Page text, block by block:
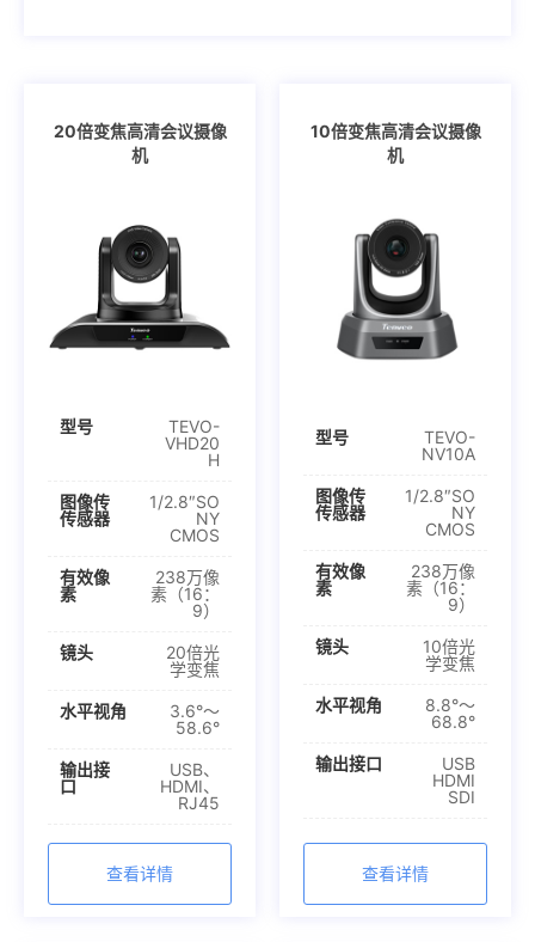
20倍变焦高清会议摄像
机
型号
TEVO-
VHD20
H
图像传
传感器
1/2.8″SO
NY
CMOS
有效像
素
238万像
素（16：
9）
镜头
20倍光
学变焦
水平视角
3.6°～
58.6°
输出接
口
USB、
HDMI、
RJ45
查看详情
10倍变焦高清会议摄像
机
型号
TEVO-
NV10A
图像传
传感器
1/2.8″SO
NY
CMOS
有效像
素
238万像
素（16：
9）
镜头
10倍光
学变焦
水平视角
8.8°～
68.8°
输出接口
USB
HDMI
SDI
查看详情